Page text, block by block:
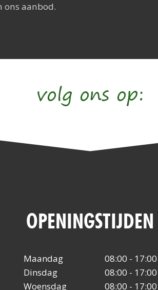
ons aanbod.
volg ons op:
OPENINGSTIJDEN
Maandag
08:00 - 17:00
Dinsdag
08:00 - 17:00
Woensdag
08:00 - 17:00